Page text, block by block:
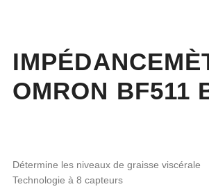
OMRON BF511
Détermine les niveaux de graisse viscérale
Technologie à 8 capteurs